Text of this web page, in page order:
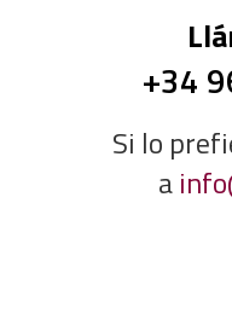
+34
Si lo
a